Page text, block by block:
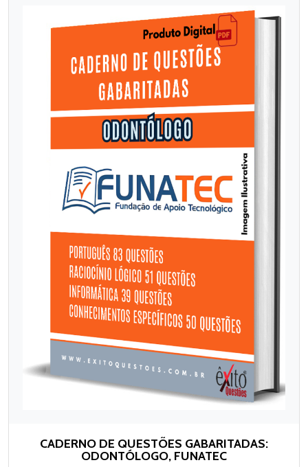
CADERNO DE QUESTÕES GABARITADAS:
ODONTÓLOGO, FUNATEC